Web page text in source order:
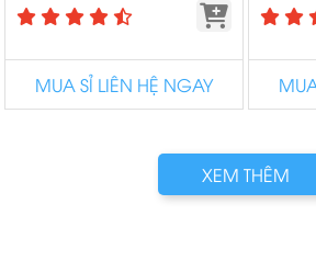
MUA SỈ LIÊN HỆ NGAY
XEM THÊM